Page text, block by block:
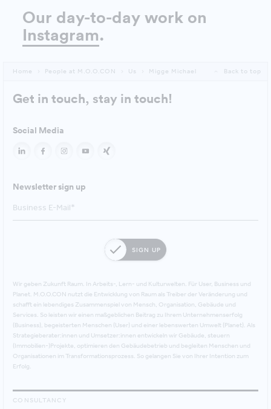
Our day-to-day work on
Instagram.
Home People at M.O.O.CON Us Migge Michael Back to top
Get in touch, stay in touch!
Social Media
Newsletter sign up
SIGN UP
Wir geben Zukunft Raum. In Arbeits-, Lern- und Kulturwelten. Für User, Business und
Planet. M.O.O.CON nutzt die Entwicklung von Raum als Treiber der Veränderung und
schafft ein lebendiges Zusammenspiel von Mensch, Organisation, Gebäude und
Services. So leisten wir einen maßgeblichen Beitrag zu Ihrem Unternehmenserfolg
(Business), begeisterten Menschen (User) und einer lebenswerten Umwelt (Planet). Als
Strategieberater:innen und Umsetzer:innen entwickeln wir Gebäude, steuern
(Immobilien-)Projekte, optimieren den Gebäudebetrieb und begleiten Menschen und
Organisationen im Transformationsprozess. So gelangen Sie von Ihrer Intention zum
Erfolg.
CONSULTANCY